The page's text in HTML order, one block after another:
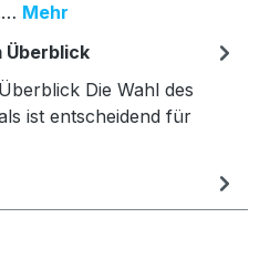
Mehr
Überblick
Die Wahl des
ist entscheidend für